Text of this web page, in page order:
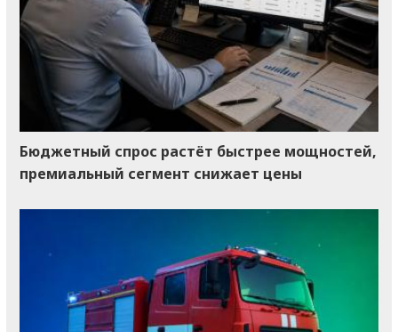
Бюджетный спрос растёт быстрее мощностей,
премиальный сегмент снижает цены